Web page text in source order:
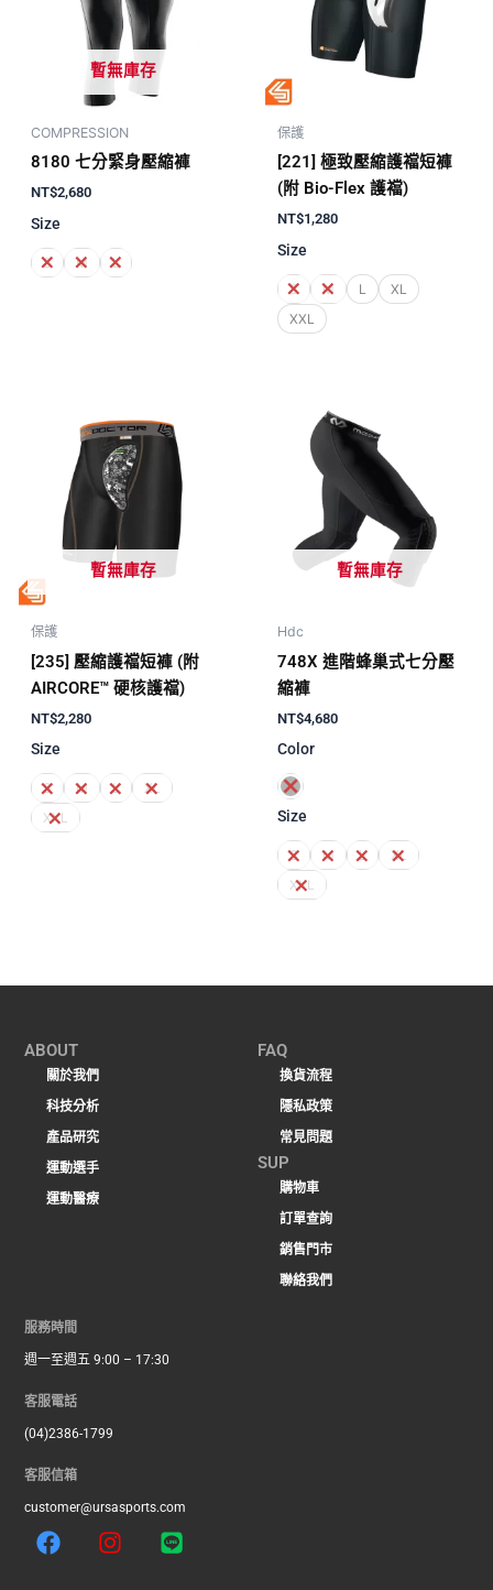
暫無庫存
COMPRESSION
8180 七分緊身壓縮褲
NT$2,680
Size
S M L
保護
[221] 極致壓縮護襠短褲
(附 Bio-Flex 護襠)
NT$1,280
Size
S M L
XL
XXL
暫無庫存
保護
[235] 壓縮護襠短褲 (附
AIRCORE™ 硬核護襠)
NT$2,280
Size
S M L
XL
XXL
暫無庫存
Hdc
748X 進階蜂巢式七分壓
縮褲
NT$4,680
Color
Size
S M L
XL
XXL
ABOUT
關於我們
科技分析
產品研究
運動選手
運動醫療
FAQ
換貨流程
隱私政策
常見問題
SUP
購物車
訂單查詢
銷售門市
聯絡我們
服務時間
週一至週五 9:00 – 17:30
客服電話
(04)2386-1799
客服信箱
customer@ursasports.com
F
a
I
n
L
i